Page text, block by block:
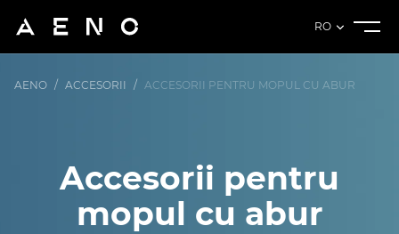
RO
AENO / ACCESORII / ACCESORII PENTRU MOPUL CU ABUR
Accesorii pentru
mopul cu abur